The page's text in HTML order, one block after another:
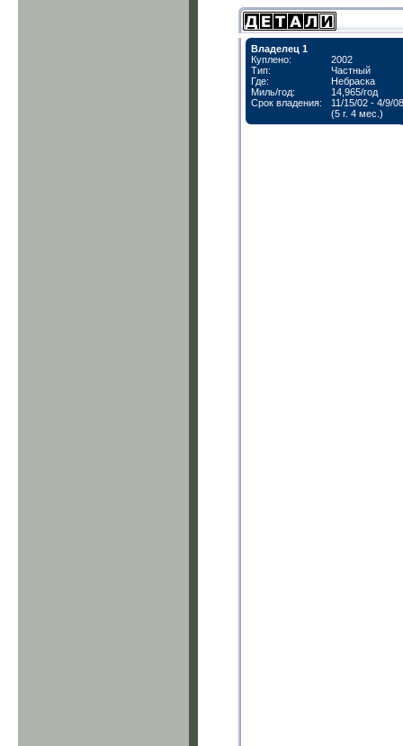
Владелец 1
Куплено:
2002
Тип:
Частный
Где:
Небраска
Миль/год:
14,965/год
Срок владения:
11/15/02 - 4/9/08
(5 г. 4 мес.)